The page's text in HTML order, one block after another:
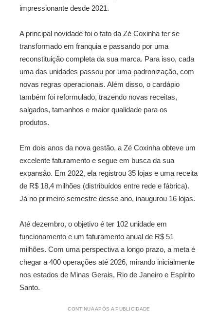
impressionante desde 2021.
A principal novidade foi o fato da Zé Coxinha ter se
transformado em franquia e passando por uma
reconstituição completa da sua marca. Para isso, cada
uma das unidades passou por uma padronização, com
novas regras operacionais. Além disso, o cardápio
também foi reformulado, trazendo novas receitas,
salgados, tamanhos e maior qualidade para os
produtos.
Em dois anos da nova gestão, a Zé Coxinha obteve um
excelente faturamento e segue em busca da sua
expansão. Em 2022, ela registrou 35 lojas e uma receita
de R$ 18,4 milhões (distribuídos entre rede e fábrica).
Já no primeiro semestre desse ano, inaugurou 16 lojas.
Até dezembro, o objetivo é ter 102 unidade em
funcionamento e um faturamento anual de R$ 51
milhões. Com uma perspectiva a longo prazo, a meta é
chegar a 400 operações até 2026, mirando inicialmente
nos estados de Minas Gerais, Rio de Janeiro e Espírito
Santo.
CONTINUA APÓS A PUBLICIDADE